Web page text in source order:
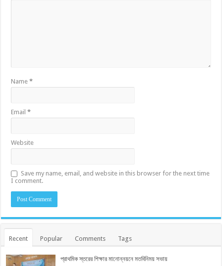
Name*
Email*
Website
Save my name, email, and website in this browser for the next time
I comment.
Recent Popular Comments Tags
প্রাথমিক স্তরের শিক্ষার মানোন্নয়নে মতবিনিময় সভায়